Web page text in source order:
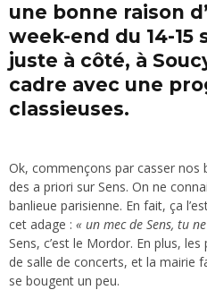
une bonne raison
week-end du 14-
juste à côté, à
cadre avec une
classieuses.
Ok, commençons par casser nos
des a priori sur Sens. On ne
banlieue parisienne. En fait, ça
cet adage : « un mec de Sens, tu
Sens, c’est le Mordor. En plus,
de salle de concerts, et la mairie
se bougent un peu.